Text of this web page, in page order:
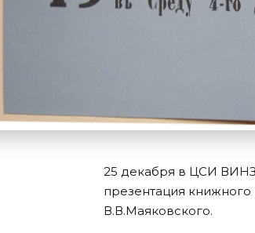
25 декабря в ЦСИ
презентация
В.В.Маяковского.